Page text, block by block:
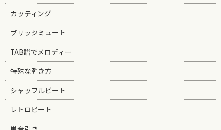
カッティング
ブリッジミュート
TAB譜でメロディー
特殊な弾き方
シャッフルビート
レトロビート